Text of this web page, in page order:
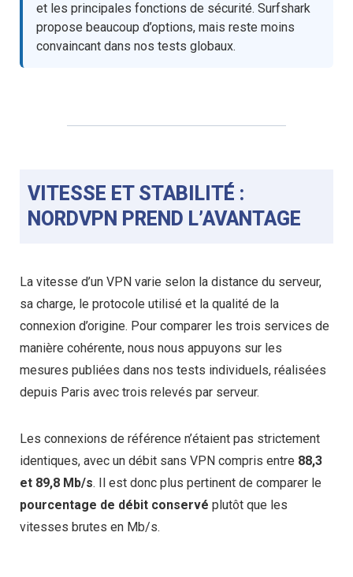
et les principales fonctions de sécurité. Surfshark
propose beaucoup d’options, mais reste moins
convaincant dans nos tests globaux.
VITESSE ET STABILITÉ :
NORDVPN PREND L’AVANTAGE
La vitesse d’un VPN varie selon la distance du serveur,
sa charge, le protocole utilisé et la qualité de la
connexion d’origine. Pour comparer les trois services de
manière cohérente, nous nous appuyons sur les
mesures publiées dans nos tests individuels, réalisées
depuis Paris avec trois relevés par serveur.
Les connexions de référence n’étaient pas strictement
identiques, avec un débit sans VPN compris entre 88,3
et 89,8 Mb/s. Il est donc plus pertinent de comparer le
pourcentage de débit conservé plutôt que les
vitesses brutes en Mb/s.